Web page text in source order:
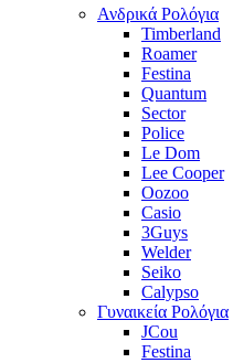
Ανδρικά Ρολόγια
Timberland
Roamer
Festina
Quantum
Sector
Police
Le Dom
Lee Cooper
Oozoo
Casio
3Guys
Welder
Seiko
Calypso
Γυναικεία Ρολόγια
JCou
Festina